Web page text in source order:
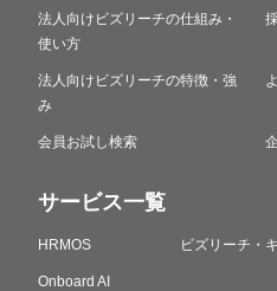
法人向けビズリーチの仕組み・
使い方
法人向けビズリーチの特徴・強
み
会員お試し検索
サービス一覧
HRMOS ビズリーチ・
Onboard AI